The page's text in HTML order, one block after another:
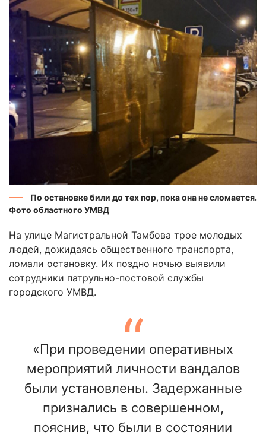
По остановке били до тех пор, пока она не сломается.
Фото областного УМВД
На улице Магистральной Тамбова трое молодых
людей, дожидаясь общественного транспорта,
ломали остановку. Их поздно ночью выявили
сотрудники патрульно-постовой службы
городского УМВД.
«При проведении оперативных
мероприятий личности вандалов
были установлены. Задержанные
признались в совершенном,
пояснив, что были в состоянии